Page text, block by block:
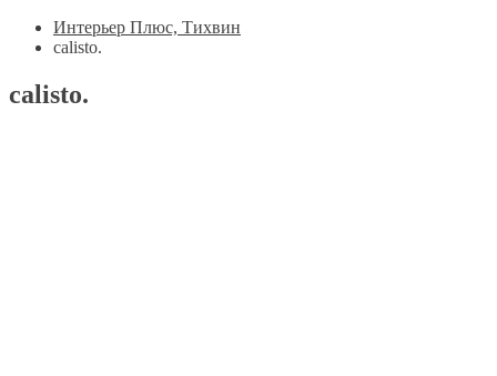
Интерьер Плюс, Тихвин
calisto.
calisto.